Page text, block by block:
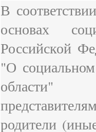
В
основах
Российской
"О
области"
родители